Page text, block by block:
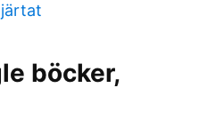
böcker,